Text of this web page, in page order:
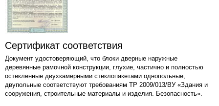
Сертификат соответствия
Документ удостоверяющий, что блоки дверные наружные
деревянные рамочной конструкции, глухие, частично и полностью
остекленные двухкамерными стеклопакетами однопольные,
двупольные соответствуют требованиям ТР 2009/013/ВУ «Здания и
сооружения, строительные материалы и изделия. Безопасность».